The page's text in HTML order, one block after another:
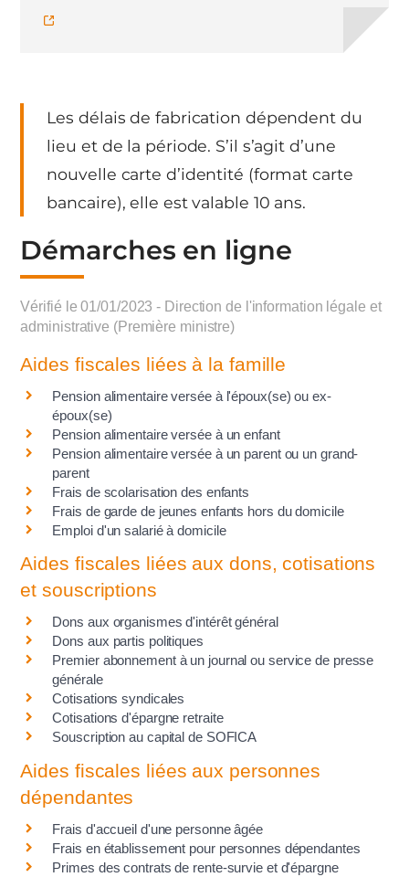
Les délais de fabrication dépendent du
lieu et de la période. S’il s’agit d’une
nouvelle carte d’identité (format carte
bancaire), elle est valable 10 ans.
Démarches en ligne
Vérifié le 01/01/2023 - Direction de l'information légale et
administrative (Première ministre)
Aides fiscales liées à la famille
Pension alimentaire versée à l'époux(se) ou ex-
époux(se)
Pension alimentaire versée à un enfant
Pension alimentaire versée à un parent ou un grand-
parent
Frais de scolarisation des enfants
Frais de garde de jeunes enfants hors du domicile
Emploi d'un salarié à domicile
Aides fiscales liées aux dons, cotisations
et souscriptions
Dons aux organismes d'intérêt général
Dons aux partis politiques
Premier abonnement à un journal ou service de presse
générale
Cotisations syndicales
Cotisations d'épargne retraite
Souscription au capital de SOFICA
Aides fiscales liées aux personnes
dépendantes
Frais d'accueil d'une personne âgée
Frais en établissement pour personnes dépendantes
Primes des contrats de rente-survie et d'épargne